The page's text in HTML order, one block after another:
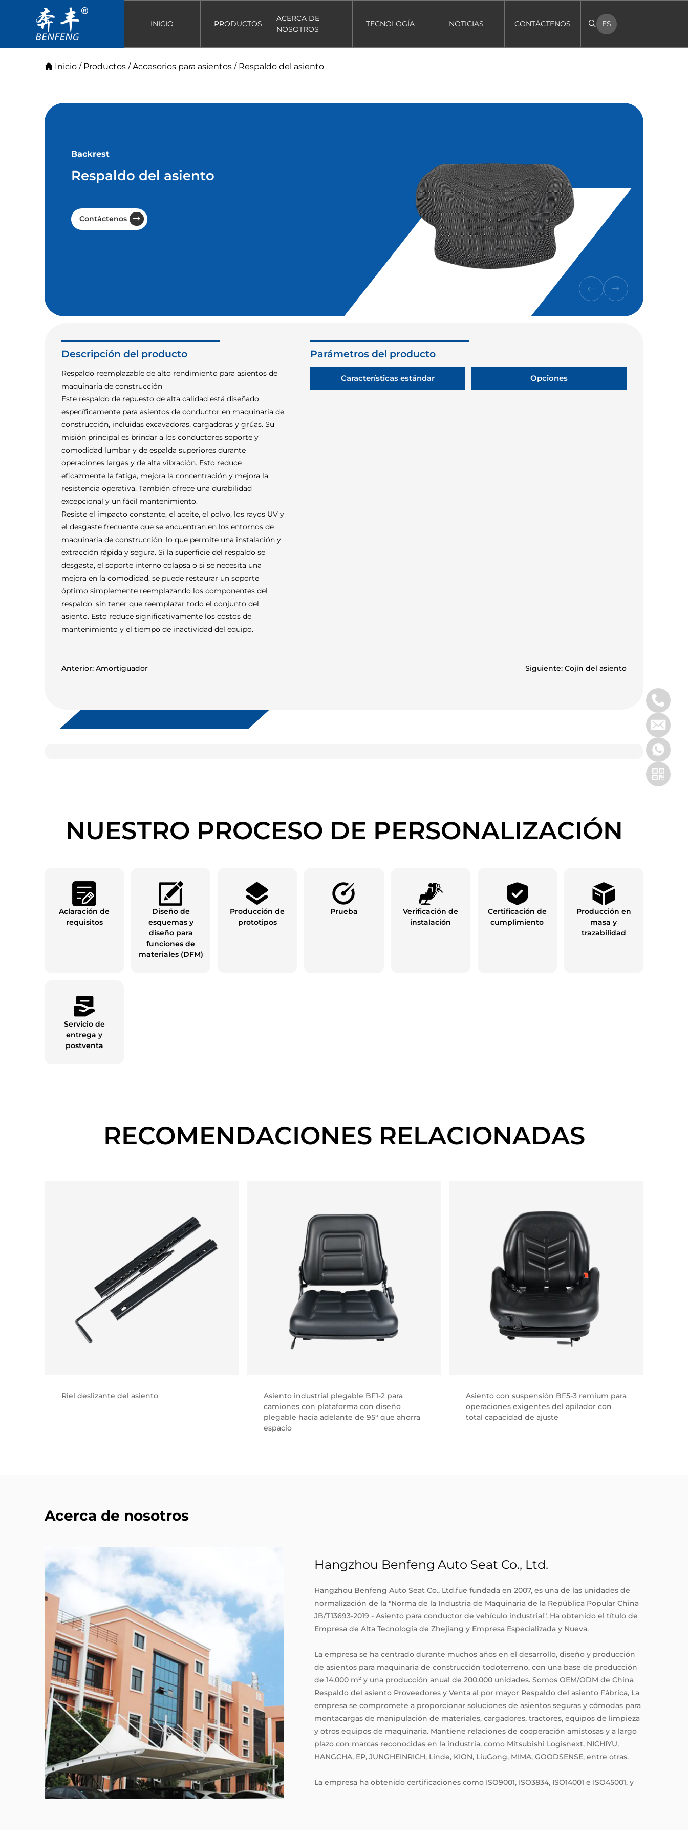
INICIO PRODUCTOS
ACERCA DE
NOSOTROS
TECNOLOGÍA NOTICIAS CONTÁCTENOS ES
Inicio / Productos /Accesorios para asientos / Respaldo del asiento
Backrest
Respaldo del asiento
Contáctenos
Descripción del producto
Respaldo reemplazable de alto rendimiento para asientos de
maquinaria de construcción
Este respaldo de repuesto de alta calidad está diseñado
específicamente para asientos de conductor en maquinaria de
construcción, incluidas excavadoras, cargadoras y grúas. Su
misión principal es brindar a los conductores soporte y
comodidad lumbar y de espalda superiores durante
operaciones largas y de alta vibración. Esto reduce
eficazmente la fatiga, mejora la concentración y mejora la
resistencia operativa. También ofrece una durabilidad
excepcional y un fácil mantenimiento.
Resiste el impacto constante, el aceite, el polvo, los rayos UV y
el desgaste frecuente que se encuentran en los entornos de
maquinaria de construcción, lo que permite una instalación y
extracción rápida y segura. Si la superficie del respaldo se
desgasta, el soporte interno colapsa o si se necesita una
mejora en la comodidad, se puede restaurar un soporte
óptimo simplemente reemplazando los componentes del
respaldo, sin tener que reemplazar todo el conjunto del
asiento. Esto reduce significativamente los costos de
mantenimiento y el tiempo de inactividad del equipo.
Parámetros del producto
Características estándar Opciones
Anterior: Amortiguador Siguiente: Cojín del asiento
NUESTRO PROCESO DE PERSONALIZACIÓN
Aclaración de
requisitos
Diseño de
esquemas y
diseño para
funciones de
materiales (DFM)
Producción de
prototipos
Prueba
Verificación de
instalación
Certificación de
cumplimiento
Producción en
masa y
trazabilidad
Servicio de
entrega y
postventa
RECOMENDACIONES RELACIONADAS
Riel deslizante del asiento
Asiento industrial plegable BF1-2 para
camiones con plataforma con diseño
plegable hacia adelante de 95° que ahorra
espacio
Asiento con suspensión BF5-3 remium para
operaciones exigentes del apilador con
total capacidad de ajuste
Acerca de nosotros
Hangzhou Benfeng Auto Seat Co., Ltd.
Hangzhou Benfeng Auto Seat Co., Ltd.fue fundada en 2007, es una de las unidades de
normalización de la "Norma de la Industria de Maquinaria de la República Popular China
JB/T13693-2019 - Asiento para conductor de vehículo industrial". Ha obtenido el título de
Empresa de Alta Tecnología de Zhejiang y Empresa Especializada y Nueva.
La empresa se ha centrado durante muchos años en el desarrollo, diseño y producción
de asientos para maquinaria de construcción todoterreno, con una base de producción
de 14.000 m² y una producción anual de 200.000 unidades. Somos OEM/ODM de China
Respaldo del asiento Proveedoresy Venta al por mayor Respaldo del asiento Fábrica, La
empresa se compromete a proporcionar soluciones de asientos seguras y cómodas para
montacargas de manipulación de materiales, cargadores, tractores, equipos de limpieza
y otros equipos de maquinaria. Mantiene relaciones de cooperación amistosas y a largo
plazo con marcas reconocidas en la industria, como Mitsubishi Logisnext, NICHIYU,
HANGCHA, EP, JUNGHEINRICH, Linde, KION, LiuGong, MIMA, GOODSENSE, entre otras.
La empresa ha obtenido certificaciones como ISO9001, ISO3834, ISO14001 e ISO45001, y